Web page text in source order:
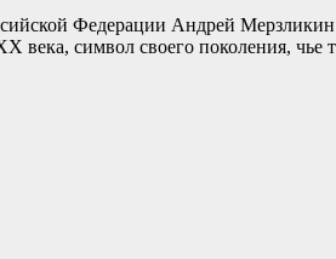
Федерации Андрей
символ своего поколения, чье